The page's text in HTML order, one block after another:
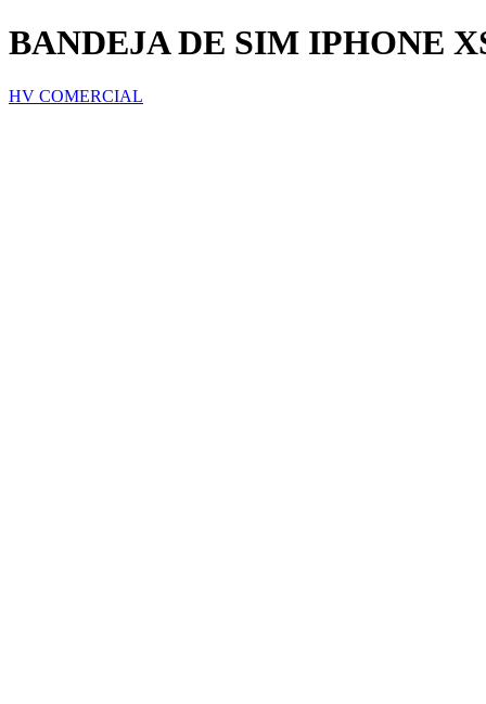
BANDEJA DE SIM IPHONE
HV COMERCIAL